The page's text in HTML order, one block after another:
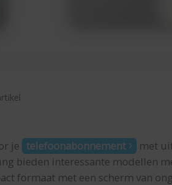
je telefoonabonnement
met
bieden interessante modellen
formaat met een scherm van